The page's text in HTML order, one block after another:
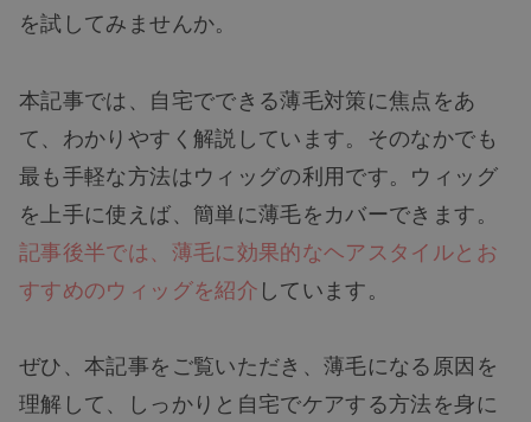
を試してみませんか。
本記事では、自宅でできる薄毛対策に焦点をあ
て、わかりやすく解説しています。そのなかでも
最も手軽な方法はウィッグの利用です。ウィッグ
を上手に使えば、簡単に薄毛をカバーできます。
記事後半では、薄毛に効果的なヘアスタイルとお
すすめのウィッグを紹介しています。
ぜひ、本記事をご覧いただき、薄毛になる原因を
理解して、しっかりと自宅でケアする方法を身に